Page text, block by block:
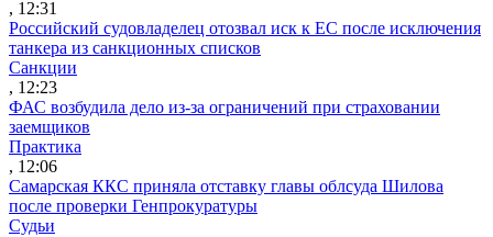
, 12:31
Российский судовладелец отозвал иск к ЕС после исключения
танкера из санкционных списков
Санкции
, 12:23
ФАС возбудила дело из-за ограничений при страховании
заемщиков
Практика
, 12:06
Самарская ККС приняла отставку главы облсуда Шилова
после проверки Генпрокуратуры
Судьи